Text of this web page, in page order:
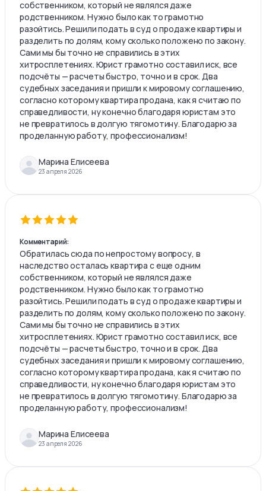
собственником, который не являлся даже
родственником. Нужно было как то грамотно
разойтись. Решили подать в суд о продаже квартиры и
разделить по долям, кому сколько положено по закону.
Сами мы бы точно не справились в этих
хитросплетениях. Юрист грамотно составил иск, все
подсчёты — расчеты быстро, точно и в срок. Два
судебных заседания и пришли к мировому соглашению,
согласно которому квартира продана, как я считаю по
справедливости, ну конечно благодаря юристам это
не превратилось в долгую тягомотину. Благодарю за
проделанную работу, профессионализм!
Марина Елисеева
23 апреля 2026
Комментарий:
Обратилась сюда по непростому вопросу, в
наследство осталась квартира с еще одним
собственником, который не являлся даже
родственником. Нужно было как то грамотно
разойтись. Решили подать в суд о продаже квартиры и
разделить по долям, кому сколько положено по закону.
Сами мы бы точно не справились в этих
хитросплетениях. Юрист грамотно составил иск, все
подсчёты — расчеты быстро, точно и в срок. Два
судебных заседания и пришли к мировому соглашению,
согласно которому квартира продана, как я считаю по
справедливости, ну конечно благодаря юристам это
не превратилось в долгую тягомотину. Благодарю за
проделанную работу, профессионализм!
Марина Елисеева
23 апреля 2026